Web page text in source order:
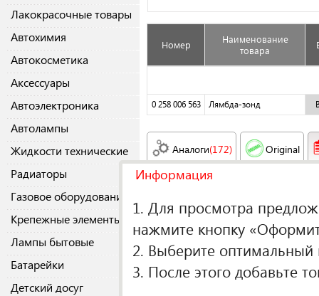
Лакокрасочные товары
Автохимия
Автокосметика
Аксессуары
Автоэлектроника
Автолампы
Жидкости технические
Радиаторы
Газовое оборудование
Крепежные элементы
Лампы бытовые
Батарейки
Детский досуг
Номер
Наименование
товара
0 258 006 563 Лямбда-зонд
Аналоги(172) Original
Вес брутто, кг
Длина товара,
Информация
1. Для просмотра
нажмите кнопку
2. Выберите оптимальный
3. После этого добавьте